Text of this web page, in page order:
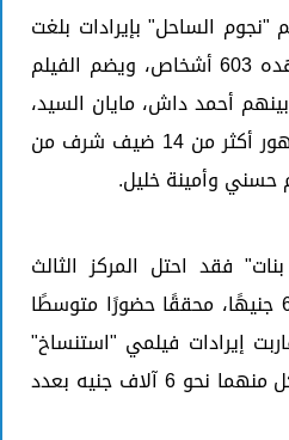
"نجوم الساحل" بإيرادات بلغت
85.998 جنيهًا بعد أن شاهده 603 أشخاص، ويضم الفيلم
أحمد داش، مايان السيد،
وعلي صبحي، إلى جانب ظهور أكثر من 14 ضيف شرف من
حسني وأمينة خليل.
فقد احتل المركز الثالث
بإيرادات وصلت إلى 62.574 جنيهًا، محققًا حضورًا متوسطًا
تقاربت إيرادات فيلمي "استنساخ"
و"فارب 7 تروح"، إذ حقق كل منهما نحو 6 آلاف جنيه بعدد